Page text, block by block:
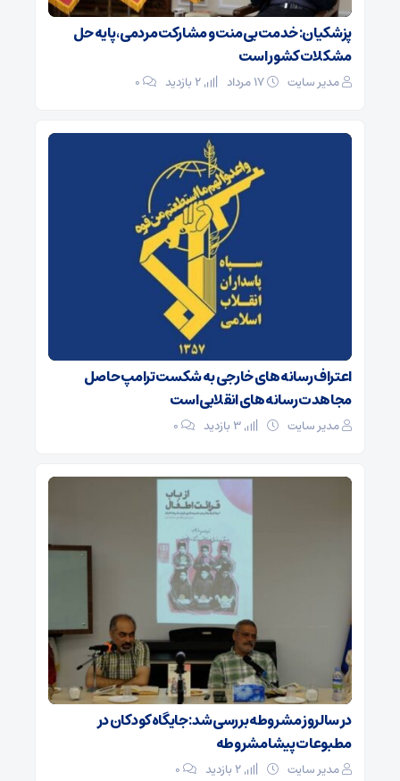
پزشکیان: خدمت بی‌منت و مشارکت مردمی، پایه حل
مشکلات کشور است
مدیر سایت ۰
اعتراف رسانه‌های خارجی به شکست ترامپ حاصل
مجاهدت رسانه‌های انقلابی است
مدیر سایت ۰
در سالروز مشروطه بررسی شد: جایگاه کودکان در
مطبوعات پیشامشروطه
مدیر سایت ۰